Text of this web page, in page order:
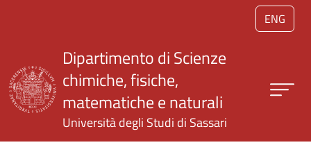
Salta al contenuto principale
ENG
Dipartimento di Scienze
chimiche, fisiche,
matematiche e naturali
Università degli Studi di Sassari